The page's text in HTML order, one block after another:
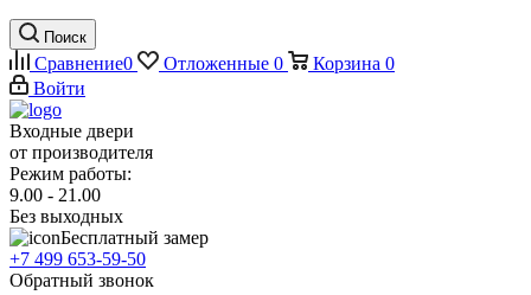
Поиск
Сравнение0 Отложенные 0 Корзина 0
Войти
Входные двери
от производителя
Режим работы:
9.00 - 21.00
Без выходных
Бесплатный замер
+7 499 653-59-50
Обратный звонок